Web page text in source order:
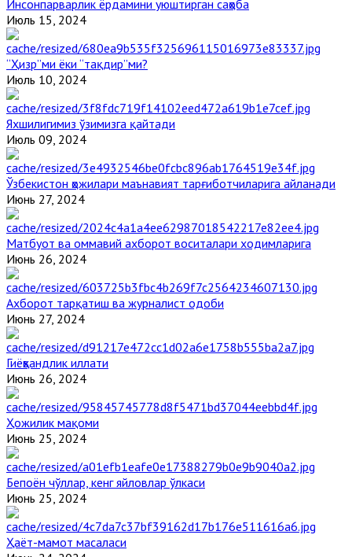
Инсонпарварлик ёрдамини уюштирган саҳоба
Июль 15, 2024
“Ҳизр”ми ёки “тақдир”ми?
Июль 10, 2024
Яхшилигимиз ўзимизга қайтади
Июль 09, 2024
Ўзбекистон ҳожилари маънавият тарғиботчиларига айланади
Июнь 27, 2024
Матбуот ва оммавий ахборот воситалари ходимларига
Июнь 26, 2024
Ахборот тарқатиш ва журналист одоби
Июнь 27, 2024
Гиёҳвандлик иллати
Июнь 26, 2024
Ҳожилик мақоми
Июнь 25, 2024
Бепоён чўллар, кенг яйловлар ўлкаси
Июнь 25, 2024
Ҳаёт-мамот масаласи